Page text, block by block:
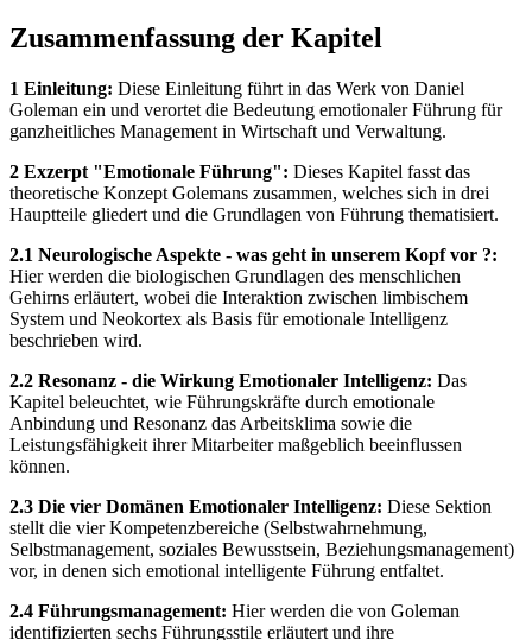
Zusammenfassung der Kapitel
1 Einleitung: Diese Einleitung führt in das Werk von Daniel
Goleman ein und verortet die Bedeutung emotionaler Führung für
ganzheitliches Management in Wirtschaft und Verwaltung.
2 Exzerpt "Emotionale Führung": Dieses Kapitel fasst das
theoretische Konzept Golemans zusammen, welches sich in drei
Hauptteile gliedert und die Grundlagen von Führung thematisiert.
2.1 Neurologische Aspekte - was geht in unserem Kopf vor ?:
Hier werden die biologischen Grundlagen des menschlichen
Gehirns erläutert, wobei die Interaktion zwischen limbischem
System und Neokortex als Basis für emotionale Intelligenz
beschrieben wird.
2.2 Resonanz - die Wirkung Emotionaler Intelligenz: Das
Kapitel beleuchtet, wie Führungskräfte durch emotionale
Anbindung und Resonanz das Arbeitsklima sowie die
Leistungsfähigkeit ihrer Mitarbeiter maßgeblich beeinflussen
können.
2.3 Die vier Domänen Emotionaler Intelligenz: Diese Sektion
stellt die vier Kompetenzbereiche (Selbstwahrnehmung,
Selbstmanagement, soziales Bewusstsein, Beziehungsmanagement)
vor, in denen sich emotional intelligente Führung entfaltet.
2.4 Führungsmanagement: Hier werden die von Goleman
identifizierten sechs Führungsstile erläutert und ihre